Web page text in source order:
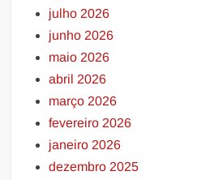
julho 2026
junho 2026
maio 2026
abril 2026
março 2026
fevereiro 2026
janeiro 2026
dezembro 2025